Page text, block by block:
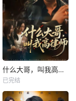
什么大哥，叫我高律师
已完结